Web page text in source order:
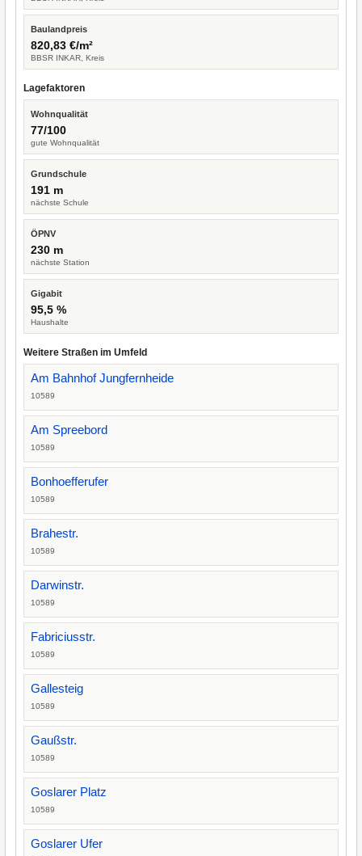
Baulandpreis
820,83 €/m²
BBSR INKAR, Kreis
Lagefaktoren
Wohnqualität
77/100
gute Wohnqualität
Grundschule
191 m
nächste Schule
ÖPNV
230 m
nächste Station
Gigabit
95,5 %
Haushalte
Weitere Straßen im Umfeld
Am Bahnhof Jungfernheide
10589
Am Spreebord
10589
Bonhoefferufer
10589
Brahestr.
10589
Darwinstr.
10589
Fabriciusstr.
10589
Gallesteig
10589
Gaußstr.
10589
Goslarer Platz
10589
Goslarer Ufer